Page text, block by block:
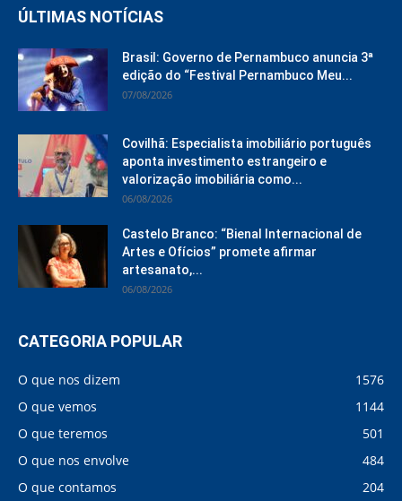
ÚLTIMAS NOTÍCIAS
Brasil: Governo de Pernambuco anuncia 3ª
edição do “Festival Pernambuco Meu...
07/08/2026
Covilhã: Especialista imobiliário português
aponta investimento estrangeiro e
valorização imobiliária como...
06/08/2026
Castelo Branco: “Bienal Internacional de
Artes e Ofícios” promete afirmar
artesanato,...
06/08/2026
CATEGORIA POPULAR
O que nos dizem
1576
O que vemos
1144
O que teremos
501
O que nos envolve
484
O que contamos
204